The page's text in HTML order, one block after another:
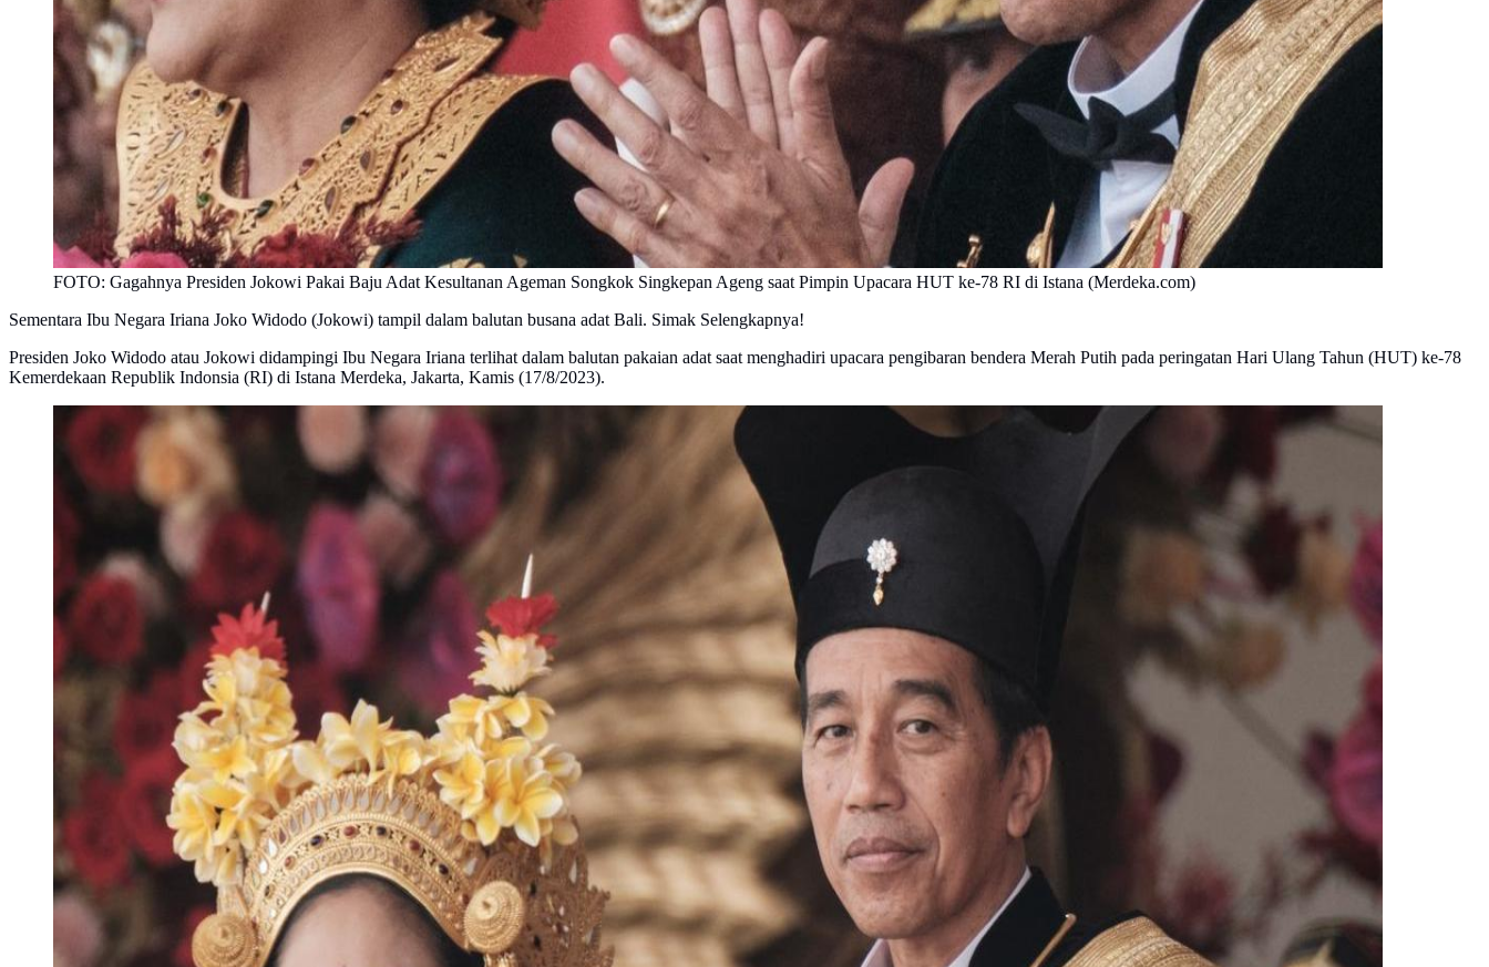
FOTO: Gagahnya Presiden Jokowi Pakai Baju Adat Kesultanan Ageman Songkok Singkepan Ageng saat Pimpin Upacara HUT ke-78 RI di Istana (Merdeka.com)
Sementara Ibu Negara Iriana Joko Widodo (Jokowi) tampil dalam balutan busana adat Bali. Simak Selengkapnya!
Presiden Joko Widodo atau Jokowi didampingi Ibu Negara Iriana terlihat dalam balutan pakaian adat saat menghadiri upacara pengibaran bendera Merah Putih pada peringatan Hari Ulang Tahun (HUT) ke-78
Kemerdekaan Republik Indonsia (RI) di Istana Merdeka, Jakarta, Kamis (17/8/2023).